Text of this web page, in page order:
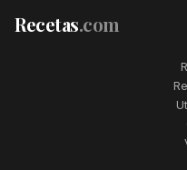
Recetas.com